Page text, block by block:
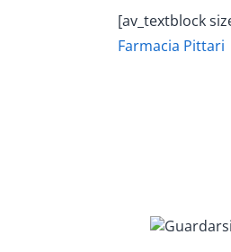
[av_textblock
Farmacia Pittari